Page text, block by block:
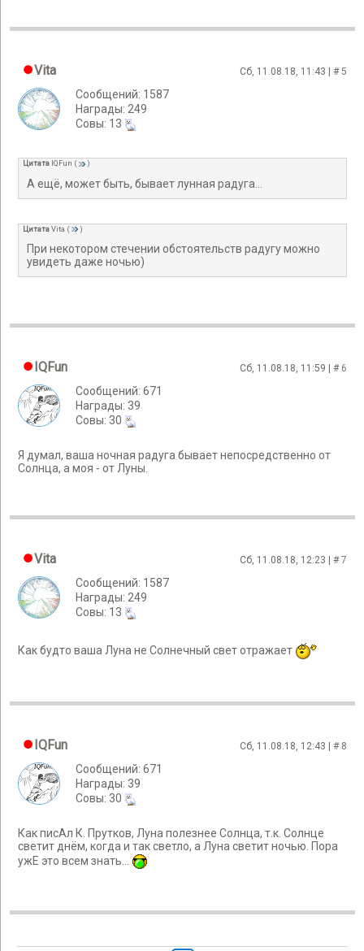
Vita Сб, 11.08.18, 11:43 | #5
Сообщений: 1587
Награды: 249
Cовы: 13
Цитата IQFun ( )
А ещё, может быть, бывает лунная радуга...
ЦитатаVita ( )
При некотором стечении обстоятельств радугу можно
увидеть даже ночью)
IQFun Сб, 11.08.18, 11:59 | # 6
Сообщений: 671
Награды: 39
Cовы: 30
Я думал, ваша ночная радуга бывает непосредственно от
Солнца, а моя - от Луны.
Vita Сб, 11.08.18, 12:23 | #7
Сообщений: 1587
Награды: 249
Cовы: 13
Как будто ваша Луна не Солнечный свет отражает
IQFun Сб, 11.08.18, 12:43 | # 8
Сообщений: 671
Награды: 39
Cовы: 30
Как писАл К. Прутков, Луна полезнее Солнца, т.к. Солнце
светит днём, когда и так светло, а Луна светит ночью. Пора
ужЕ это всем знать...